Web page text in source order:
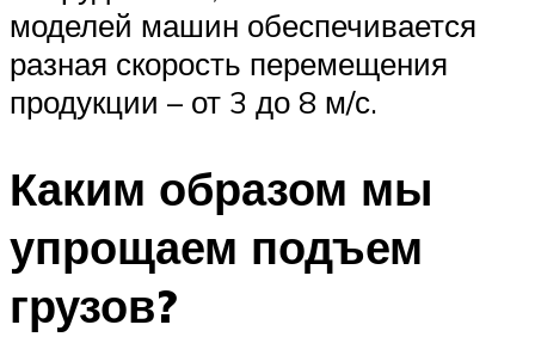
моделей машин обеспечивается
разная скорость перемещения
продукции – от 3 до 8 м/с.
Каким образом мы
упрощаем подъем
грузов?